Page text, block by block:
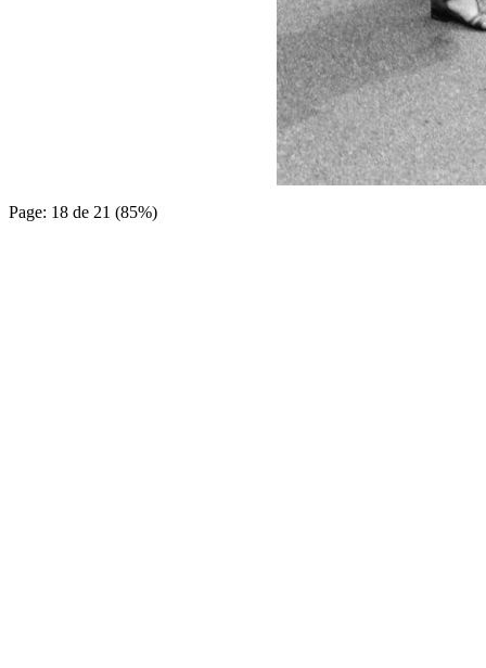
Page: 18 de 21 (85%)